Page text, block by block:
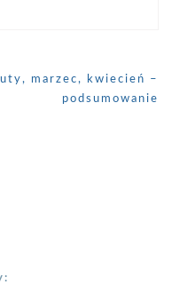
marzec, kwiecień –
podsumowanie